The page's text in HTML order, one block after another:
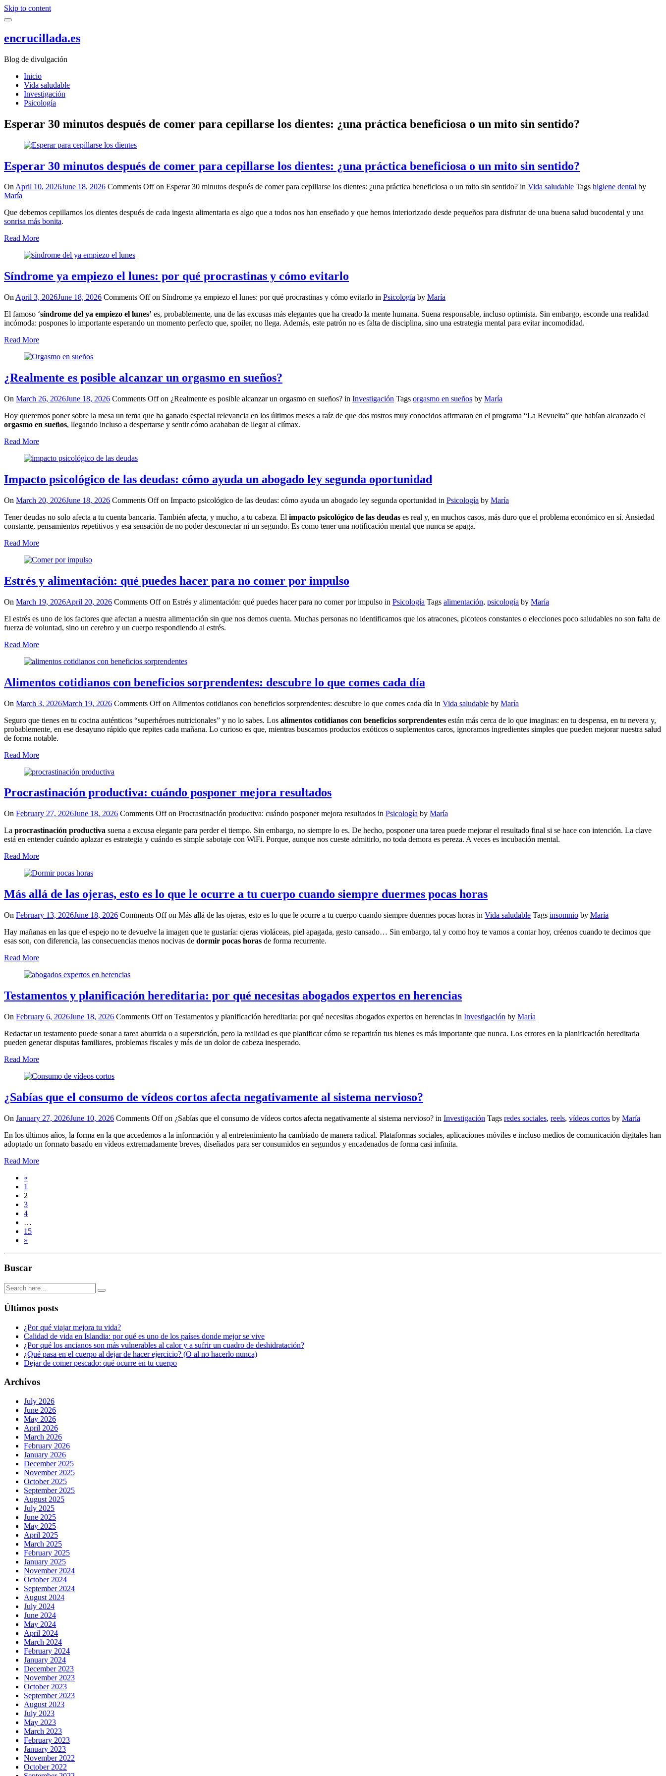
Skip to content
encrucillada.es
Blog de divulgación
Inicio
Vida saludable
Investigación
Psicología
Esperar 30 minutos después de comer para cepillarse los dientes: ¿una práctica beneficiosa o un mito sin sentido?
Esperar 30 minutos después de comer para cepillarse los dientes: ¿una práctica beneficiosa o un mito sin sentido?
OnApril 10, 2026June 18, 2026 Comments Offon Esperar 30 minutos después de comer para cepillarse los dientes: ¿una práctica beneficiosa o un mito sin sentido? in Vida saludable Tags higiene dental by
María
Que debemos cepillarnos los dientes después de cada ingesta alimentaria es algo que a todos nos han enseñado y que hemos interiorizado desde pequeños para disfrutar de una buena salud bucodental y una
sonrisa más bonita.
Read More
Síndrome ya empiezo el lunes: por qué procrastinas y cómo evitarlo
On April 3, 2026June 18, 2026 Comments Offon Síndrome ya empiezo el lunes: por qué procrastinas y cómo evitarlo in Psicología by María
El famoso ‘síndrome del ya empiezo el lunes’ es, probablemente, una de las excusas más elegantes que ha creado la mente humana. Suena responsable, incluso optimista. Sin embargo, esconde una realidad
incómoda: pospones lo importante esperando un momento perfecto que, spoiler, no llega. Además, este patrón no es falta de disciplina, sino una estrategia mental para evitar incomodidad.
Read More
¿Realmente es posible alcanzar un orgasmo en sueños?
On March 26, 2026June 18, 2026 Comments Offon ¿Realmente es posible alcanzar un orgasmo en sueños? in Investigación Tags orgasmo en sueños by María
Hoy queremos poner sobre la mesa un tema que ha ganado especial relevancia en los últimos meses a raíz de que dos rostros muy conocidos afirmaran en el programa “La Revuelta” que habían alcanzado el
orgasmo en sueños, llegando incluso a despertarse y sentir cómo acababan de llegar al clímax.
Read More
Impacto psicológico de las deudas: cómo ayuda un abogado ley segunda oportunidad
On March 20, 2026June 18, 2026 Comments Offon Impacto psicológico de las deudas: cómo ayuda un abogado ley segunda oportunidad in Psicología by María
Tener deudas no solo afecta a tu cuenta bancaria. También afecta, y mucho, a tu cabeza. El impacto psicológico de las deudas es real y, en muchos casos, más duro que el problema económico en sí. Ansiedad
constante, pensamientos repetitivos y esa sensación de no poder desconectar ni un segundo. Es como tener una notificación mental que nunca se apaga.
Read More
Estrés y alimentación: qué puedes hacer para no comer por impulso
On March 19, 2026April 20, 2026 Comments Offon Estrés y alimentación: qué puedes hacer para no comer por impulso in Psicología Tags alimentación, psicología by María
El estrés es uno de los factores que afectan a nuestra alimentación sin que nos demos cuenta. Muchas personas no identificamos que los atracones, picoteos constantes o elecciones poco saludables no son falta de
fuerza de voluntad, sino un cerebro y un cuerpo respondiendo al estrés.
Read More
Alimentos cotidianos con beneficios sorprendentes: descubre lo que comes cada día
On March 3, 2026March 19, 2026 Comments Offon Alimentos cotidianos con beneficios sorprendentes: descubre lo que comes cada día in Vida saludable by María
Seguro que tienes en tu cocina auténticos “superhéroes nutricionales” y no lo sabes. Los alimentos cotidianos con beneficios sorprendentes están más cerca de lo que imaginas: en tu despensa, en tu nevera y,
probablemente, en ese desayuno rápido que repites cada mañana. Lo curioso es que, mientras buscamos productos exóticos o suplementos caros, ignoramos ingredientes simples que pueden mejorar nuestra salud
de forma notable.
Read More
Procrastinación productiva: cuándo posponer mejora resultados
On February 27, 2026June 18, 2026 Comments Offon Procrastinación productiva: cuándo posponer mejora resultados in Psicología by María
La procrastinación productiva suena a excusa elegante para perder el tiempo. Sin embargo, no siempre lo es. De hecho, posponer una tarea puede mejorar el resultado final si se hace con intención. La clave
está en entender cuándo aplazar es estrategia y cuándo es simple sabotaje con WiFi. Porque, aunque nos cueste admitirlo, no toda demora es pereza. A veces es incubación mental.
Read More
Más allá de las ojeras, esto es lo que le ocurre a tu cuerpo cuando siempre duermes pocas horas
On February 13, 2026June 18, 2026 Comments Offon Más allá de las ojeras, esto es lo que le ocurre a tu cuerpo cuando siempre duermes pocas horas in Vida saludable Tags insomnio by María
Hay mañanas en las que el espejo no te devuelve la imagen que te gustaría: ojeras violáceas, piel apagada, gesto cansado… Sin embargo, tal y como hoy te vamos a contar hoy, créenos cuando te decimos que
esas son, con diferencia, las consecuencias menos nocivas de dormir pocas horas de forma recurrente.
Read More
Testamentos y planificación hereditaria: por qué necesitas abogados expertos en herencias
On February 6, 2026June 18, 2026 Comments Offon Testamentos y planificación hereditaria: por qué necesitas abogados expertos en herencias in Investigación by María
Redactar un testamento puede sonar a tarea aburrida o a superstición, pero la realidad es que planificar cómo se repartirán tus bienes es más importante que nunca. Los errores en la planificación hereditaria
pueden generar disputas familiares, problemas fiscales y más de un dolor de cabeza inesperado.
Read More
¿Sabías que el consumo de vídeos cortos afecta negativamente al sistema nervioso?
On January 27, 2026June 10, 2026 Comments Offon ¿Sabías que el consumo de vídeos cortos afecta negativamente al sistema nervioso? in Investigación Tags redes sociales, reels, vídeos cortos by María
En los últimos años, la forma en la que accedemos a la información y al entretenimiento ha cambiado de manera radical. Plataformas sociales, aplicaciones móviles e incluso medios de comunicación digitales han
adoptado un formato basado en vídeos extremadamente breves, diseñados para ser consumidos en segundos y encadenados de forma casi infinita.
Read More
«
1
2
3
4
…
15
»
Buscar
Últimos posts
¿Por qué viajar mejora tu vida?
Calidad de vida en Islandia: por qué es uno de los países donde mejor se vive
¿Por qué los ancianos son más vulnerables al calor y a sufrir un cuadro de deshidratación?
¿Qué pasa en el cuerpo al dejar de hacer ejercicio? (O al no hacerlo nunca)
Dejar de comer pescado: qué ocurre en tu cuerpo
Archivos
July 2026
June 2026
May 2026
April 2026
March 2026
February 2026
January 2026
December 2025
November 2025
October 2025
September 2025
August 2025
July 2025
June 2025
May 2025
April 2025
March 2025
February 2025
January 2025
November 2024
October 2024
September 2024
August 2024
July 2024
June 2024
May 2024
April 2024
March 2024
February 2024
January 2024
December 2023
November 2023
October 2023
September 2023
August 2023
July 2023
May 2023
March 2023
February 2023
January 2023
November 2022
October 2022